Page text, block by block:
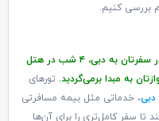
بررسی کنیم.
تور دبی 4 شب و 5 روز به این معناست که در سفرتان به دبی، ۴ شب در هتل
به مبدا برمی‌گردید. تورهای
دبی، خدماتی مثل بیمه مسافرتی
تا سفر کامل‌تری را برای آن‌ها